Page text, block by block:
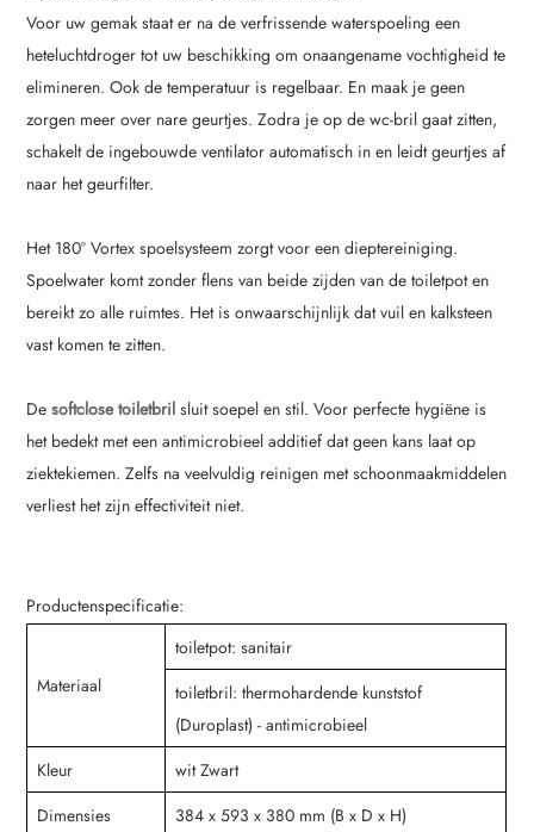
Voor uw gemak staat er na de verfrissende waterspoeling een
heteluchtdroger tot uw beschikking om onaangename vochtigheid te
elimineren. Ook de temperatuur is regelbaar. En maak je geen
zorgen meer over nare geurtjes. Zodra je op de wc-bril gaat zitten,
schakelt de ingebouwde ventilator automatisch in en leidt geurtjes af
naar het geurfilter.
Het 180° Vortex spoelsysteem zorgt voor een dieptereiniging.
Spoelwater komt zonder flens van beide zijden van de toiletpot en
bereikt zo alle ruimtes. Het is onwaarschijnlijk dat vuil en kalksteen
vast komen te zitten.
Desoftclose toiletbril sluit soepel en stil. Voor perfecte hygiëne is
het bedekt met een antimicrobieel additief dat geen kans laat op
ziektekiemen. Zelfs na veelvuldig reinigen met schoonmaakmiddelen
verliest het zijn effectiviteit niet.
Productenspecificatie:
Materiaal
toiletpot: sanitair
toiletbril: thermohardende kunststof
(Duroplast) - antimicrobieel
Kleur
wit Zwart
Dimensies
384 x 593 x 380 mm (B x D x H)